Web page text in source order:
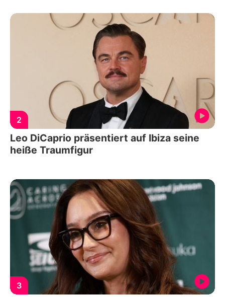
2
Leo DiCaprio präsentiert auf Ibiza seine
heiße Traumfigur
3